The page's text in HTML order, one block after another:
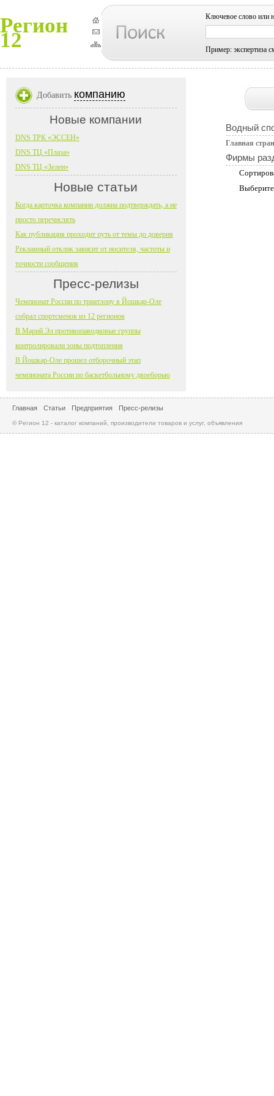
Регион
12
Ключевое слово или
Пример: экспертиза
Водный
Главная
Фирмы
Добавить компанию
Новые компании
DNS ТРК «ЭССЕН»
DNS ТЦ «Плаза»
DNS ТЦ «Зелен»
Новые статьи
Когда карточка компании должна подтверждать, а не
просто перечислять
Как публикация проходит путь от темы до доверия
Рекламный отклик зависит от носителя, частоты и
точности сообщения
Пресс-релизы
Чемпионат России по триатлону в Йошкар-Оле
собрал спортсменов из 12 регионов
В Марий Эл противопаводковые группы
контролировали зоны подтопления
В Йошкар-Оле прошел отборочный этап
чемпионата России по баскетбольному двоеборью
Главная Статьи Предприятия Пресс-релизы
© Регион 12 - каталог компаний, производители товаров и услуг, объявления